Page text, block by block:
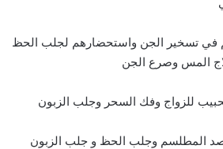
في تسخير الجن واستحضارهم لجلب الحظ
المس وصرع الجن
للزواج وفك السحر وجلب الزبون
المطلسم وجلب الحظ و جلب الزبون